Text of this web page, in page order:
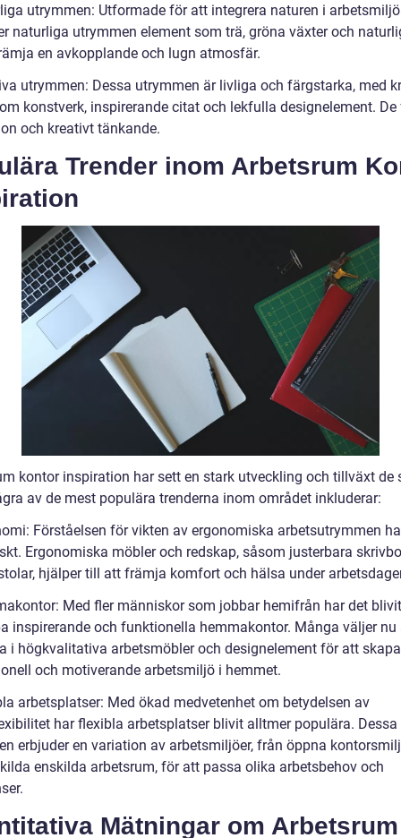
utrymmen: Utformade för att integrera naturen i
naturliga utrymmen element som trä, gröna växter och
en avkopplande och lugn atmosfär.
utrymmen: Dessa utrymmen är livliga och färgstarka, med
konstverk, inspirerande citat och lekfulla designelement.
och kreativt tänkande.
Trender inom Arbetsrum
kontor inspiration har sett en stark utveckling och tillväxt de
av de mest populära trenderna inom området inkluderar:
Förståelsen för vikten av ergonomiska arbetsutrymmen
Ergonomiska möbler och redskap, såsom justerbara
hjälper till att främja komfort och hälsa under
Med fler människor som jobbar hemifrån har det
inspirerande och funktionella hemmakontor. Många väljer nu
i högkvalitativa arbetsmöbler och designelement för att
och motiverande arbetsmiljö i hemmet.
arbetsplatser: Med ökad medvetenhet om betydelsen av
har flexibla arbetsplatser blivit alltmer populära. Dessa
erbjuder en variation av arbetsmiljöer, från öppna
enskilda arbetsrum, för att passa olika arbetsbehov och
Mätningar om Arbetsrum